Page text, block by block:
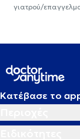
γιατρού/
Κατέβασε το